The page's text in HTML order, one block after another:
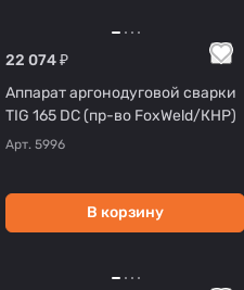
22 074 ₽
Аппарат аргонодуговой сварки
TIG 165 DC (пр-во FoxWeld/КНР)
Арт. 5996
В корзину